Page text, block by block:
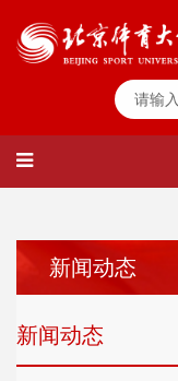
新闻动态
新闻动态